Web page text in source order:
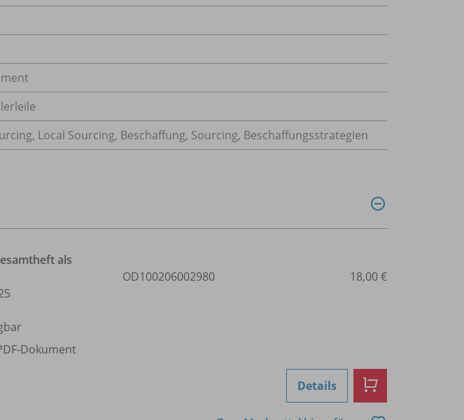
Local Sourcing, Beschaffung, Sourcing, Beschaffungsstrategien
als
Dokument
OD100206002980 18,00 €
Details